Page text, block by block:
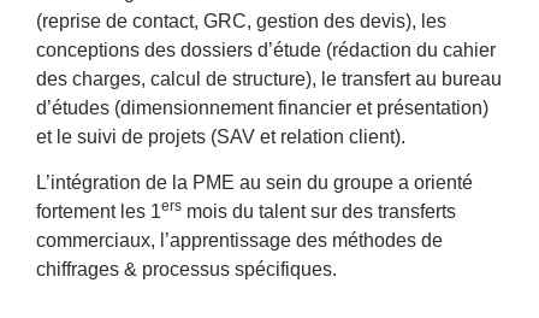
(reprise de contact, GRC, gestion des devis), les
conceptions des dossiers d’étude (rédaction du cahier
des charges, calcul de structure), le transfert au bureau
d’études (dimensionnement financier et présentation)
et le suivi de projets (SAV et relation client).
L’intégration de la PME au sein du groupe a orienté
fortement les 1ers mois du talent sur des transferts
commerciaux, l’apprentissage des méthodes de
chiffrages & processus spécifiques.